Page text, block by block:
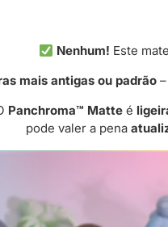
Nenhum! Este
mais antigas ou padrão–
Panchroma™ Matteé
pode valer a pena